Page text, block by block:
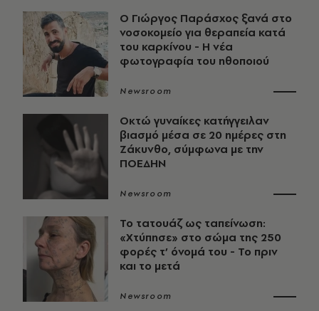
O Γιώργος Παράσχος ξανά στο
νοσοκομείο για θεραπεία κατά
του καρκίνου - Η νέα
φωτογραφία του ηθοποιού
Newsroom
Οκτώ γυναίκες κατήγγειλαν
βιασμό μέσα σε 20 ημέρες στη
Ζάκυνθο, σύμφωνα με την
ΠΟΕΔΗΝ
Newsroom
Το τατουάζ ως ταπείνωση:
«Χτύπησε» στο σώμα της 250
φορές τ’ όνομά του - Το πριν
και το μετά
Newsroom